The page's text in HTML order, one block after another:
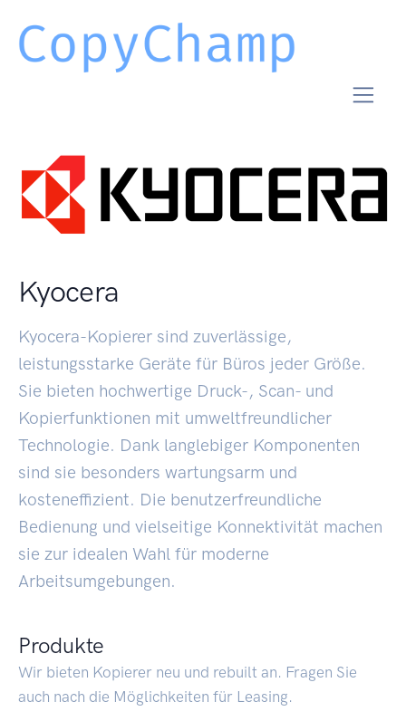
Kyocera
Kyocera-Kopierer sind zuverlässige,
leistungsstarke Geräte für Büros jeder Größe.
Sie bieten hochwertige Druck-, Scan- und
Kopierfunktionen mit umweltfreundlicher
Technologie. Dank langlebiger Komponenten
sind sie besonders wartungsarm und
kosteneffizient. Die benutzerfreundliche
Bedienung und vielseitige Konnektivität machen
sie zur idealen Wahl für moderne
Arbeitsumgebungen.
Produkte
Wir bieten Kopierer neu und rebuilt an. Fragen Sie
auch nach die Möglichkeiten für Leasing.